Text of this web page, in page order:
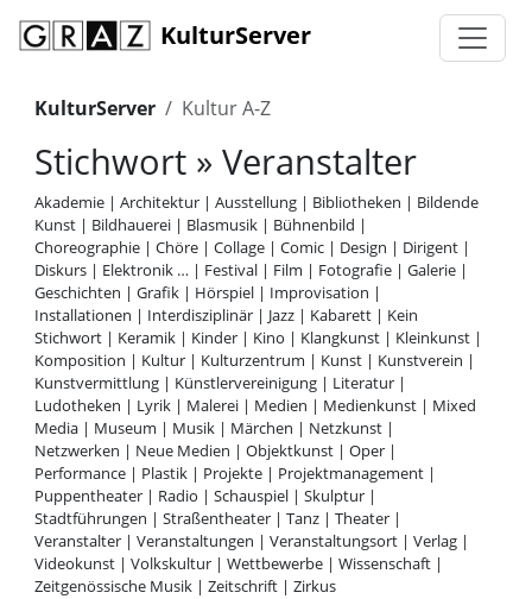
KulturServer
KulturServer Kultur A-Z
Stichwort » Veranstalter
Akademie |Architektur |Ausstellung | Bibliotheken | Bildende
Kunst | Bildhauerei | Blasmusik | Bühnenbild |
Choreographie |Chöre |Collage |Comic | Design | Dirigent |
Diskurs | Elektronik … | Festival | Film | Fotografie |Galerie |
Geschichten |Grafik | Hörspiel | Improvisation |
Installationen | Interdisziplinär | Jazz | Kabarett | Kein
Stichwort | Keramik | Kinder | Kino | Klangkunst | Kleinkunst |
Komposition | Kultur | Kulturzentrum | Kunst | Kunstverein |
Kunstvermittlung | Künstlervereinigung | Literatur |
Ludotheken | Lyrik | Malerei | Medien | Medienkunst | Mixed
Media | Museum | Musik | Märchen | Netzkunst |
Netzwerken | Neue Medien |Objektkunst |Oper |
Performance | Plastik | Projekte | Projektmanagement |
Puppentheater | Radio |Schauspiel |Skulptur |
Stadtführungen |Straßentheater |Tanz |Theater |
Veranstalter |Veranstaltungen |Veranstaltungsort |Verlag |
Videokunst |Volkskultur |Wettbewerbe |Wissenschaft |
Zeitgenössische Musik |Zeitschrift |Zirkus